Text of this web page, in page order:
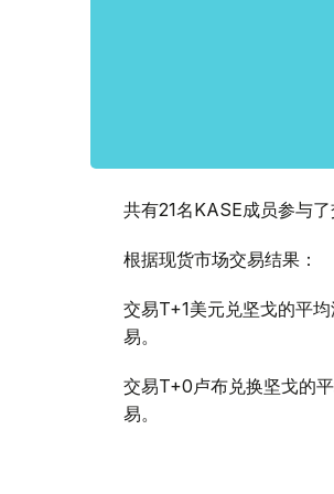
共有21名KASE成员参与了
根据现货市场交易结果：
交易T+1美元兑坚戈的平
易。
交易T+0卢布兑换坚戈的
易。